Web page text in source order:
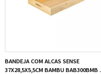
BANDEJA COM ALCAS SENSE
37X28,5X5,5CM BAMBU BAB300BMB .